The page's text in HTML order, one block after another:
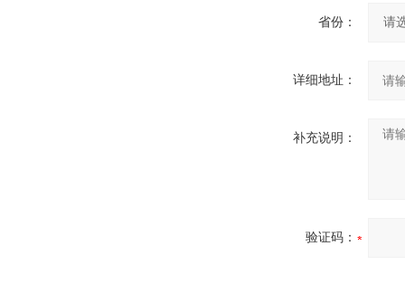
省份：
详细地址：
补充说明：
验证码：